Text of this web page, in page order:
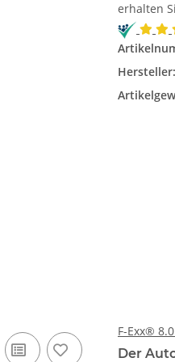
erhalten
Hersteller:
F-Exx®
Der